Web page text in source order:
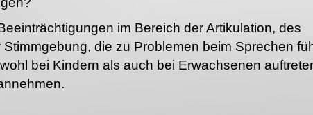
im Bereich der Artikulation, des
die zu Problemen beim Sprechen
bei Kindern als auch bei Erwachsenen